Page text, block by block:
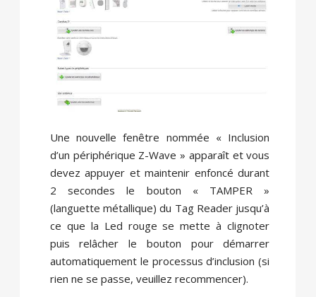
Une nouvelle fenêtre nommée « Inclusion
d’un périphérique Z-Wave » apparaît et vous
devez appuyer et maintenir enfoncé durant
2 secondes le bouton « TAMPER »
(languette métallique) du Tag Reader jusqu’à
ce que la Led rouge se mette à clignoter
puis relâcher le bouton pour démarrer
automatiquement le processus d’inclusion (si
rien ne se passe, veuillez recommencer).